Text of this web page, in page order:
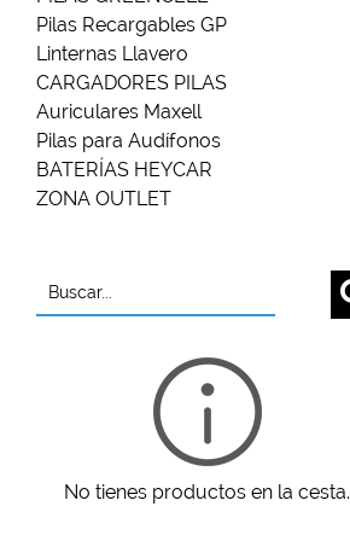
Pilas Recargables GP
Linternas Llavero
CARGADORES PILAS
Auriculares Maxell
Pilas para Audífonos
BATERÍAS HEYCAR
ZONA OUTLET
Buscar...
No tienes productos en la cesta.